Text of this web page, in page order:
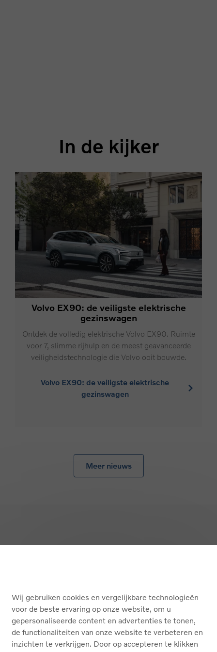
In de kijker
Volvo EX90: de veiligste elektrische
gezinswagen
Ontdek de volledig elektrische Volvo EX90. Ruimte
voor 7, slimme rijhulp en de meest geavanceerde
veiligheidstechnologie die Volvo ooit bouwde.
Volvo EX90: de veiligste elektrische
gezinswagen
Meer nieuws
DIENSTEN
OVER ONS
Wij gebruiken cookies en vergelijkbare technologieën
voor de beste ervaring op onze website, om u
gepersonaliseerde content en advertenties te tonen,
de functionaliteiten van onze website te verbeteren en
inzichten te verkrijgen. Door op accepteren te klikken